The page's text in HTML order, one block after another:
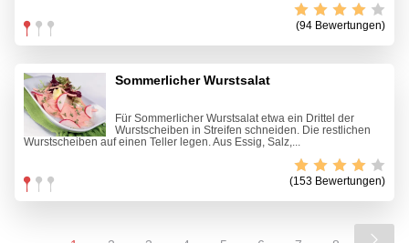
(94 Bewertungen)
Sommerlicher Wurstsalat
Für Sommerlicher Wurstsalat etwa ein Drittel der
Wurstscheiben in Streifen schneiden. Die restlichen
Wurstscheiben auf einen Teller legen. Aus Essig, Salz,...
(153 Bewertungen)